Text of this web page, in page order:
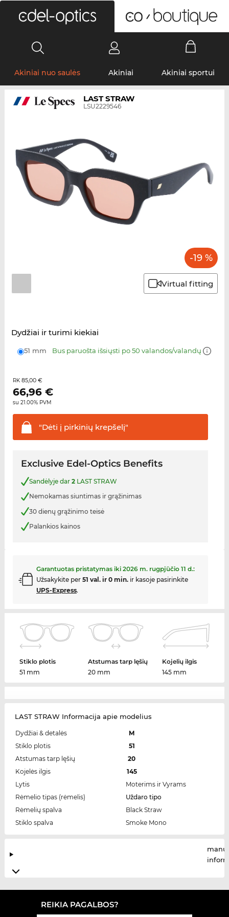
Akiniai nuo saulės Akiniai Akiniai sportui
LAST STRAW
LSU2229546
-19 %
Virtual fitting
Dydžiai ir turimi kiekiai
51 mm Bus paruošta išsiųsti po 50 valandos/valandų
RK 85,00 €
66,96€
su 21.00% PVM
"Dėti į pirkinių krepšelį"
Exclusive Edel-Optics Benefits
Sandėlyje dar 2LAST STRAW
Nemokamas siuntimas ir grąžinimas
30 dienų grąžinimo teisė
Palankios kainos
Garantuotas pristatymas iki 2026 m. rugpjūčio 11 d.:
Užsakykite per 51 val. ir 0 min.ir kasoje pasirinkite
UPS-Express.
Stiklo plotis
51 mm
Atstumas tarp lęšių
20 mm
Kojelių ilgis
145 mm
LAST STRAW Informacija apie modelius
Dydžiai & detalės
M
Stiklo plotis
51
Atstumas tarp lęšių
20
Kojelės ilgis
145
Lytis
Moterims ir Vyrams
Rėmelio tipas (rėmelis)
Uždaro tipo
Rėmelių spalva
Black Straw
Stiklo spalva
Smoke Mono
REIKIA PAGALBOS?